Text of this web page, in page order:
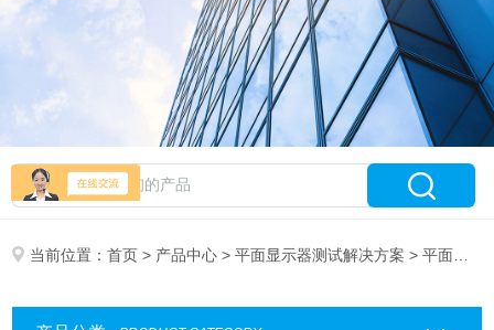
当前位置：首页 > 产品中心 >平面显示器测试解决方案 > 平面显示器测试